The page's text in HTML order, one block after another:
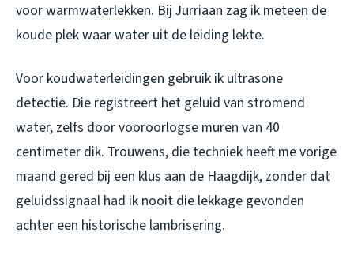
voor warmwaterlekken. Bij Jurriaan zag ik meteen de
koude plek waar water uit de leiding lekte.
Voor koudwaterleidingen gebruik ik ultrasone
detectie. Die registreert het geluid van stromend
water, zelfs door vooroorlogse muren van 40
centimeter dik. Trouwens, die techniek heeft me vorige
maand gered bij een klus aan de Haagdijk, zonder dat
geluidssignaal had ik nooit die lekkage gevonden
achter een historische lambrisering.